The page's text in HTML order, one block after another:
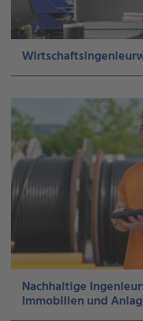
Nachhaltige
Immobilien und